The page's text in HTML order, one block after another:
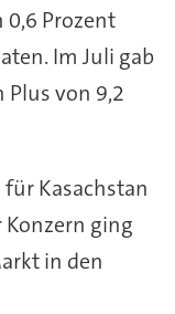
0,6 Prozent
Im Juli gab
Plus von 9,2
für Kasachstan
Konzern ging
in den